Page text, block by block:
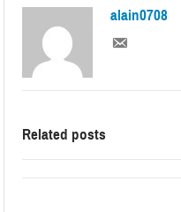
alain0708
Related posts